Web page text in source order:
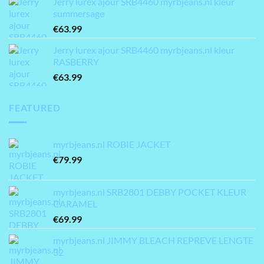
summersage
€63.99
Jerry lurex ajour SRB4460 myrbjeans.nl kleur
RASBERRY
€63.99
FEATURED
myrbjeans.nl ROBIE JACKET
€79.99
myrbjeans.nl SRB2801 DEBBY POCKET KLEUR
CARAMEL
€69.99
myrbjeans.nl JIMMY BLEACH REPREVE LENGTE
32